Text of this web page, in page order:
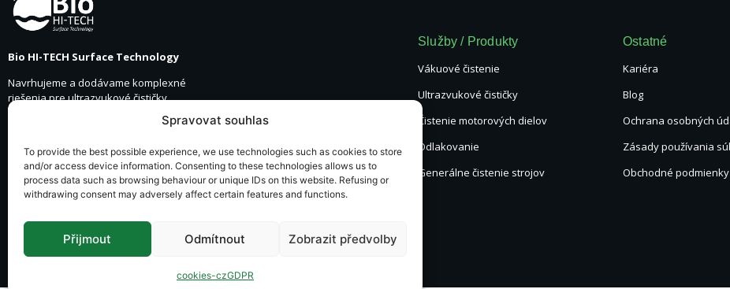
Spravovat souhlas
To provide the best possible experience, we use technologies such as cookies to store
and/or access device information. Consenting to these technologies allows us to
process data such as browsing behaviour or unique IDs on this website. Refusing or
withdrawing consent may adversely affect certain features and functions.
Přijmout Odmítnout Zobrazit předvolby
cookies-czGDPR
Bio HI-TECH Surface Technology
Navrhujeme a dodávame komplexné
riešenia pre ultrazvukové čističky,
vákuové čistiace zariadenia a
požiadaviek zákazníkov.
© 2025 Created by Bio HI-TECH, všechna práva vyhrazena
Služby / Produkty
Vákuové čistenie
Ultrazvukové čističky
Čistenie motorových dielov
Odlakovanie
Generálne čistenie strojov
Ostatné
Kariéra
Blog
Ochrana osobných
Zásady používania
Obchodné podmienky